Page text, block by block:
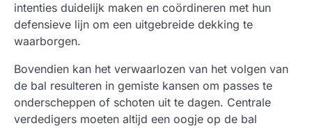
intenties duidelijk maken en coördineren met hun
defensieve lijn om een uitgebreide dekking te
waarborgen.
Bovendien kan het verwaarlozen van het volgen van
de bal resulteren in gemiste kansen om passes te
onderscheppen of schoten uit te dagen. Centrale
verdedigers moeten altijd een oogje op de bal